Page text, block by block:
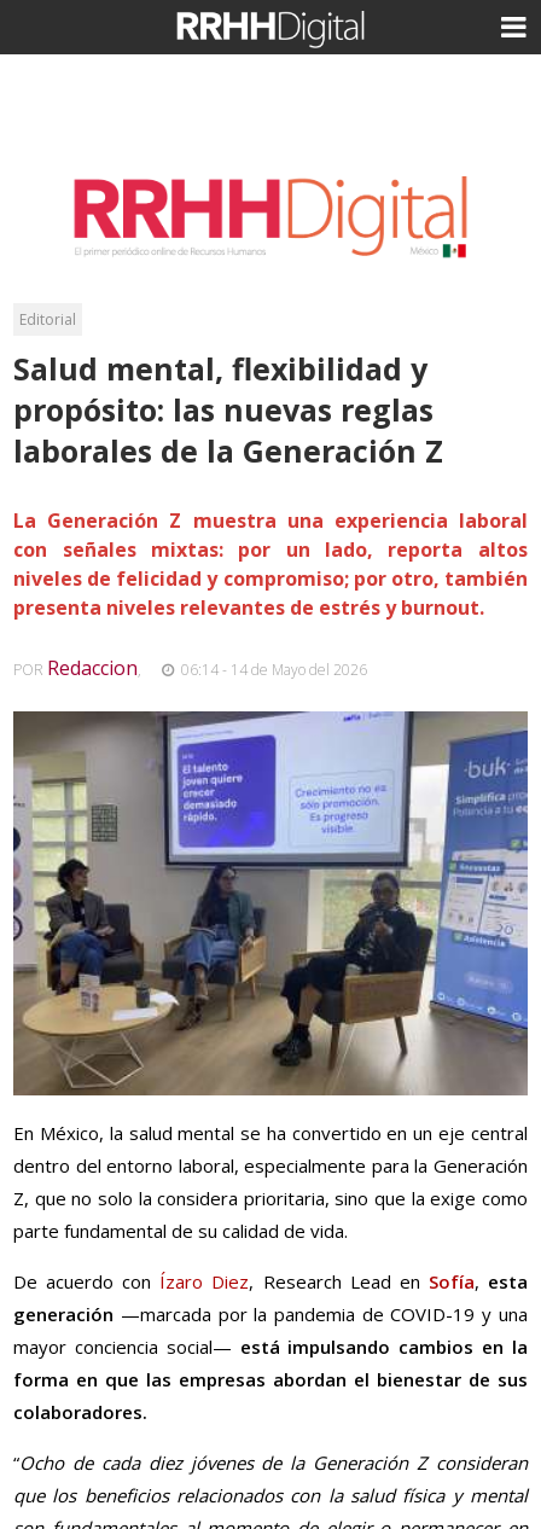
Editorial
Salud mental, flexibilidad y
propósito: las nuevas reglas
laborales de la Generación Z
La Generación Z muestra una experiencia laboral
con señales mixtas: por un lado, reporta altos
niveles de felicidad y compromiso; por otro, también
presenta niveles relevantes de estrés y burnout.
POR Redaccion, 06:14 - 14 de Mayo del 2026
En México, la salud mental se ha convertido en un eje central
dentro del entorno laboral, especialmente para la Generación
Z, que no solo la considera prioritaria, sino que la exige como
parte fundamental de su calidad de vida.
De acuerdo con Ízaro Diez, Research Lead en Sofía, esta
generación —marcada por la pandemia de COVID-19 y una
mayor conciencia social— está impulsando cambios en la
forma en que las empresas abordan el bienestar de sus
colaboradores.
“Ocho de cada diez jóvenes de la Generación Z consideran
que los beneficios relacionados con la salud física y mental